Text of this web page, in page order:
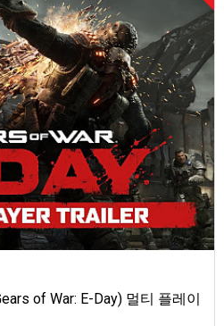
of War: E-Day) 멀티 플레이